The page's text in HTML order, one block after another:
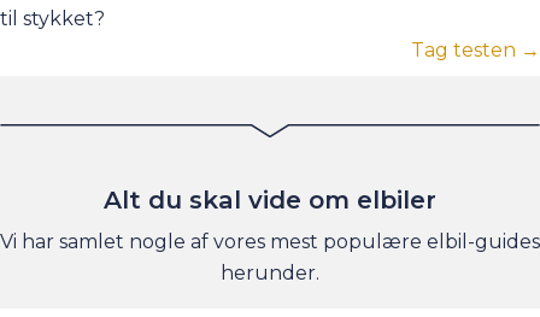
til stykket?
Tag testen →
Alt du skal vide om elbiler
Vi har samlet nogle af vores mest populære elbil-guides
herunder.